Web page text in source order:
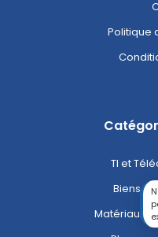
Politique
TI et
Biens
Matériaux et